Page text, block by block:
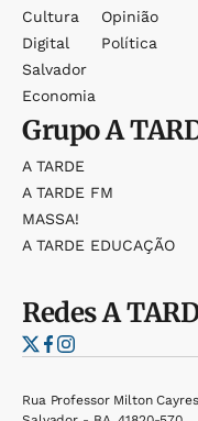
Cultura
Digital
Salvador
Economia
Opinião
Política
GrupoA
A TARDE
A TARDE FM
MASSA!
A TARDE EDUCAÇÃO
RedesA
Rua Professor Milton